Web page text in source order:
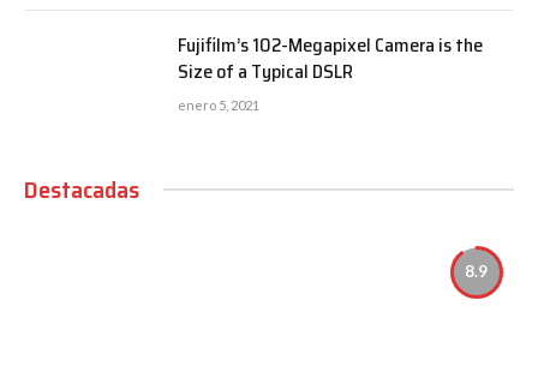
Fujifilm’s 102-Megapixel Camera is the
Size of a Typical DSLR
enero 5, 2021
Destacadas
8.9